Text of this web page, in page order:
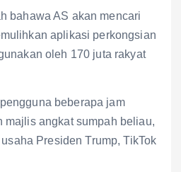
bahawa AS akan mencari
aplikasi perkongsian
oleh 170 juta rakyat
beberapa jam
majlis angkat sumpah beliau,
Presiden Trump, TikTok